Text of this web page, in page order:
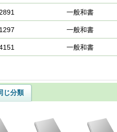
一般和書
一般和書
一般和書
じ分類